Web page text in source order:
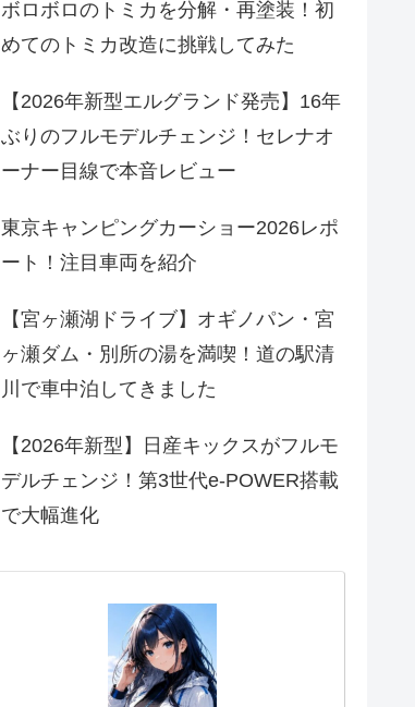
ボロボロのトミカを分解・再塗装！初
めてのトミカ改造に挑戦してみた
【2026年新型エルグランド発売】16年
ぶりのフルモデルチェンジ！セレナオ
ーナー目線で本音レビュー
東京キャンピングカーショー2026レポ
ート！注目車両を紹介
【宮ヶ瀬湖ドライブ】オギノパン・宮
ヶ瀬ダム・別所の湯を満喫！道の駅清
川で車中泊してきました
【2026年新型】日産キックスがフルモ
デルチェンジ！第3世代e-POWER搭載
で大幅進化